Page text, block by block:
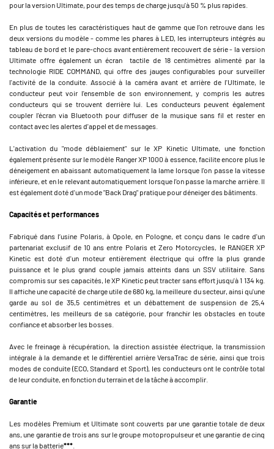
pour la version Ultimate, pour des temps de charge jusqu'à 50 % plus rapides.
En plus de toutes les caractéristiques haut de gamme que l'on retrouve dans les
deux versions du modèle - comme les phares à LED, les interrupteurs intégrés au
tableau de bord et le pare-chocs avant entièrement recouvert de série - la version
Ultimate offre également un écran tactile de 18 centimètres alimenté par la
technologie RIDE COMMAND, qui offre des jauges configurables pour surveiller
l'activité de la conduite. Associé à la caméra avant et arrière de l'Ultimate, le
conducteur peut voir l'ensemble de son environnement, y compris les autres
conducteurs qui se trouvent derrière lui. Les conducteurs peuvent également
coupler l'écran via Bluetooth pour diffuser de la musique sans fil et rester en
contact avec les alertes d'appel et de messages.
L'activation du "mode déblaiement" sur le XP Kinetic Ultimate, une fonction
également présente sur le modèle Ranger XP 1000 à essence, facilite encore plus le
déneigement en abaissant automatiquement la lame lorsque l'on passe la vitesse
inférieure, et en le relevant automatiquement lorsque l'on passe la marche arrière. Il
est également doté d'un mode "Back Drag" pratique pour déneiger des bâtiments.
Capacités et performances
Fabriqué dans l’usine Polaris, à Opole, en Pologne, et conçu dans le cadre d'un
partenariat exclusif de 10 ans entre Polaris et Zero Motorcycles, le RANGER XP
Kinetic est doté d'un moteur entièrement électrique qui offre la plus grande
puissance et le plus grand couple jamais atteints dans un SSV utilitaire. Sans
compromis sur ses capacités, le XP Kinetic peut tracter sans effort jusqu'à 1 134 kg.
Il affiche une capacité de charge utile de 680 kg, la meilleure du secteur, ainsi qu'une
garde au sol de 35,5 centimètres et un débattement de suspension de 25,4
centimètres, les meilleurs de sa catégorie, pour franchir les obstacles en toute
confiance et absorber les bosses.
Avec le freinage à récupération, la direction assistée électrique, la transmission
intégrale à la demande et le différentiel arrière VersaTrac de série, ainsi que trois
modes de conduite (ECO, Standard et Sport), les conducteurs ont le contrôle total
de leur conduite, en fonction du terrain et de la tâche à accomplir.
Garantie
Les modèles Premium et Ultimate sont couverts par une garantie totale de deux
ans, une garantie de trois ans sur le groupe motopropulseur et une garantie de cinq
ans sur la batterie***